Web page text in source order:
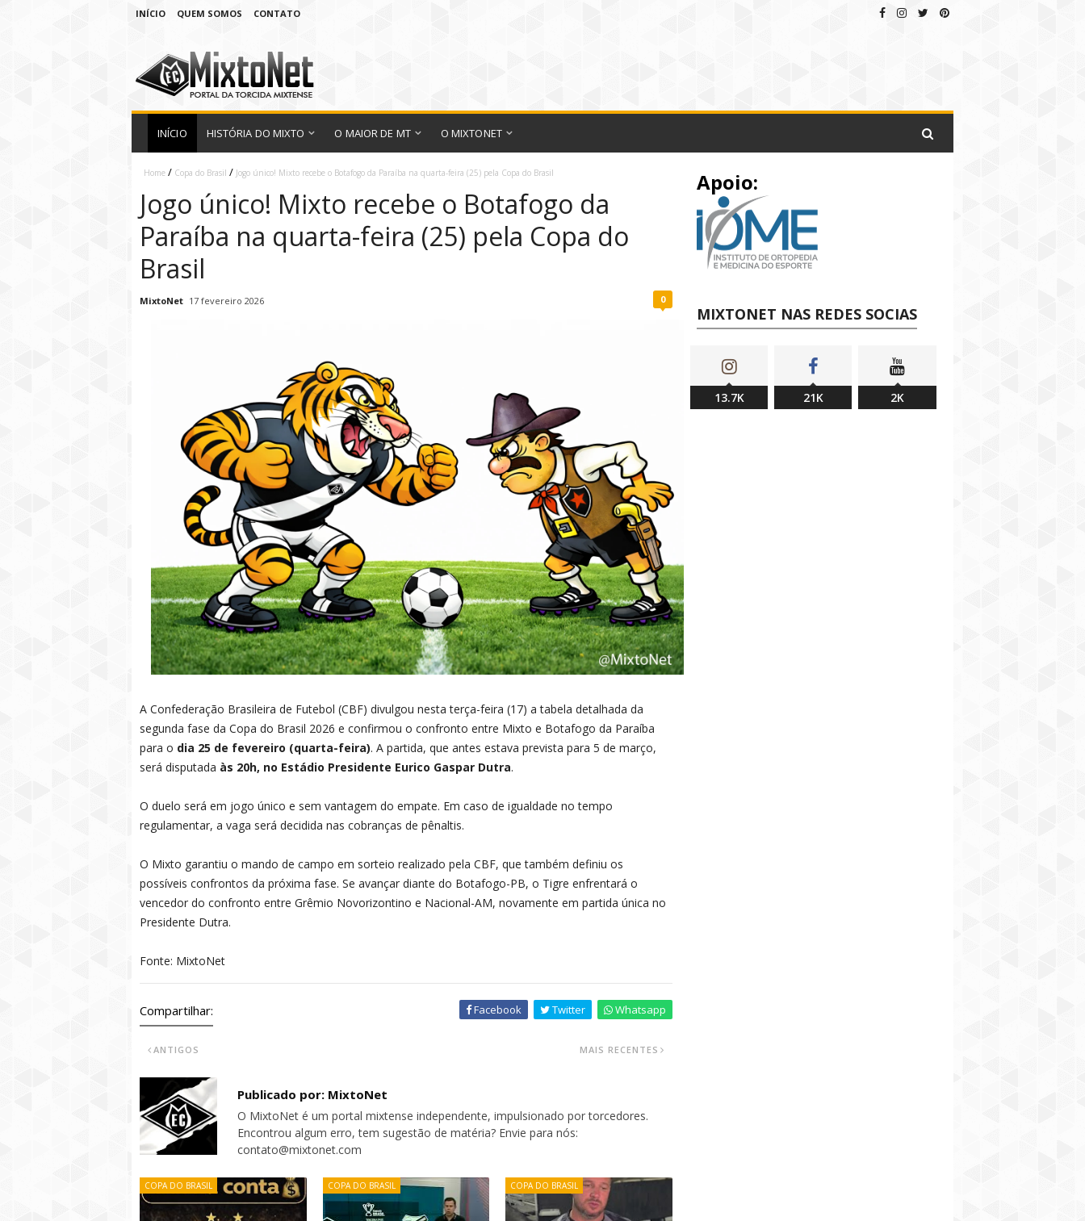
INÍCIO QUEM SOMOS CONTATO
INÍCIO HISTÓRIA DO MIXTO O MAIOR DE MT O MIXTONET
Home / Copa do Brasil / Jogo único! Mixto recebe o Botafogo da Paraíba na quarta-feira (25) pela Copa do Brasil
Jogo único! Mixto recebe o Botafogo da
Paraíba na quarta-feira (25) pela Copa do
Brasil
MixtoNet 17 fevereiro 2026 0
A Confederação Brasileira de Futebol (CBF) divulgou nesta terça-feira (17) a tabela detalhada da
segunda fase da Copa do Brasil 2026 e confirmou o confronto entre Mixto e Botafogo da Paraíba
para o dia 25 de fevereiro (quarta-feira). A partida, que antes estava prevista para 5 de março,
será disputada às 20h, no Estádio Presidente Eurico Gaspar Dutra.
O duelo será em jogo único e sem vantagem do empate. Em caso de igualdade no tempo
regulamentar, a vaga será decidida nas cobranças de pênaltis.
O Mixto garantiu o mando de campo em sorteio realizado pela CBF, que também definiu os
possíveis confrontos da próxima fase. Se avançar diante do Botafogo-PB, o Tigre enfrentará o
vencedor do confronto entre Grêmio Novorizontino e Nacional-AM, novamente em partida única no
Presidente Dutra.
Fonte: MixtoNet
Compartilhar: Facebook Twitter Whatsapp
MAIS RECENTES
ANTIGOS
Publicado por: MixtoNet
O MixtoNet é um portal mixtense independente, impulsionado por torcedores.
Encontrou algum erro, tem sugestão de matéria? Envie para nós:
contato@mixtonet.com
COPA DO BRASIL COPA DO BRASIL COPA DO BRASIL
Apoio:
MIXTONET NAS REDES SOCIAS
13.7K 21K 2K